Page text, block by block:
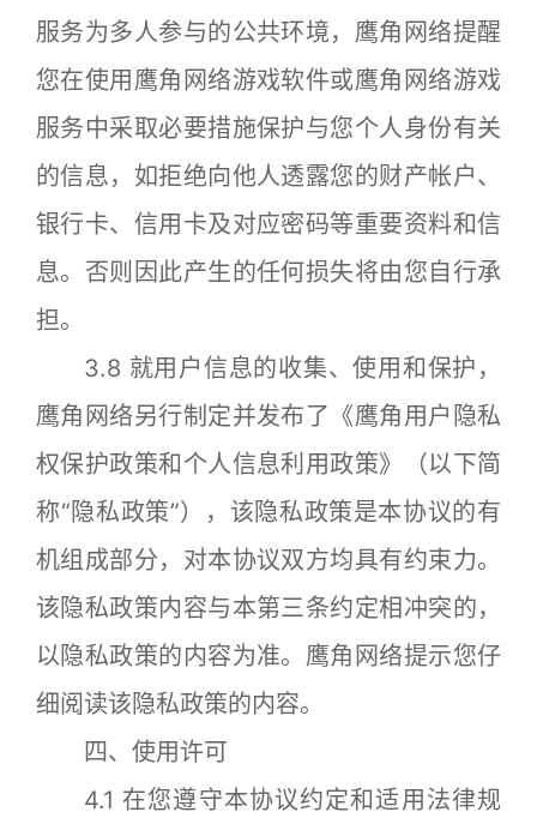
服务为多人参与的公共环境，鹰角网络提醒
您在使用鹰角网络游戏软件或鹰角网络游戏
服务中采取必要措施保护与您个人身份有关
的信息，如拒绝向他人透露您的财产帐户、
银行卡、信用卡及对应密码等重要资料和信
息。否则因此产生的任何损失将由您自行承
担。
3.8 就用户信息的收集、使用和保护，
鹰角网络另行制定并发布了《鹰角用户隐私
权保护政策和个人信息利用政策》（以下简
称“隐私政策”），该隐私政策是本协议的有
机组成部分，对本协议双方均具有约束力。
该隐私政策内容与本第三条约定相冲突的，
以隐私政策的内容为准。鹰角网络提示您仔
细阅读该隐私政策的内容。
四、使用许可
4.1 在您遵守本协议约定和适用法律规